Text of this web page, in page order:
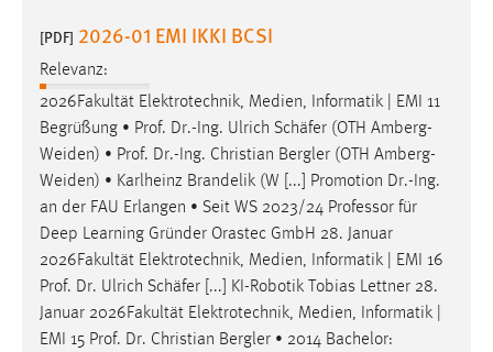
[PDF] 2026-01 EMI IKKI BCSI
Relevanz:
2026Fakultät Elektrotechnik, Medien, Informatik | EMI 11
Begrüßung • Prof. Dr.-Ing. Ulrich Schäfer (OTH Amberg-
Weiden) • Prof. Dr.-Ing. Christian Bergler (OTH Amberg-
Weiden) • Karlheinz Brandelik (W [...] Promotion Dr.-Ing.
an der FAU Erlangen • Seit WS 2023/24 Professor für
Deep Learning Gründer Orastec GmbH 28. Januar
2026Fakultät Elektrotechnik, Medien, Informatik | EMI 16
Prof. Dr. Ulrich Schäfer [...] KI-Robotik Tobias Lettner 28.
Januar 2026Fakultät Elektrotechnik, Medien, Informatik |
EMI 15 Prof. Dr. Christian Bergler • 2014 Bachelor:
_fbp
Anbieter:
Facebook
Zweck:
Conversion-Tracking
Cookie Laufzeit: